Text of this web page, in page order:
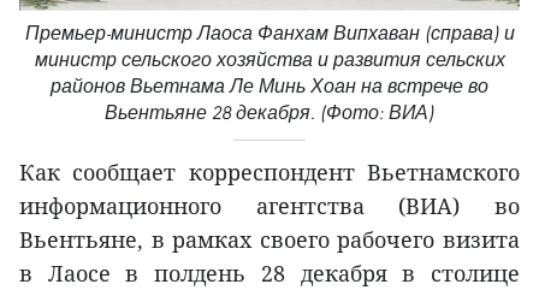
Премьер-министр Лаоса Фанхам Випхаван (справа) и
министр сельского хозяйства и развития сельских
районов Вьетнама Ле Минь Хоан на встрече во
Вьентьяне 28 декабря. (Фото: ВИА)
Как сообщает корреспондент Вьетнамского
информационного агентства (ВИА) во
Вьентьяне, в рамках своего рабочего визита
в Лаосе в полдень 28 декабря в столице